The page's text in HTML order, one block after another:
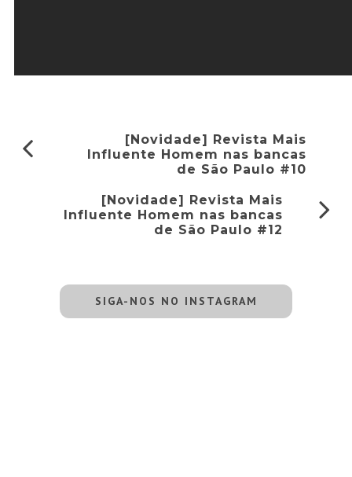
[Novidade] Revista Mais
Influente Homem nas bancas
de São Paulo #10
[Novidade] Revista Mais
Influente Homem nas bancas
de São Paulo #12
SIGA-NOS NO INSTAGRAM